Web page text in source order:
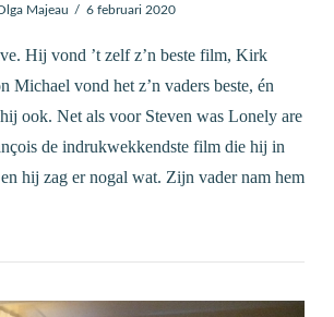
Majeau 6 februari 2020
Hij vond ’t zelf z’n beste film, Kirk
Michael vond het z’n vaders beste, én
ook. Net als voor Steven was Lonely are
de indrukwekkendste film die hij in
hij zag er nogal wat. Zijn vader nam hem